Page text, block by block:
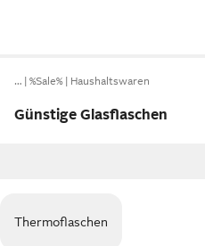
… %Sale% Haushaltswaren
Günstige Glasflaschen
Thermoflaschen